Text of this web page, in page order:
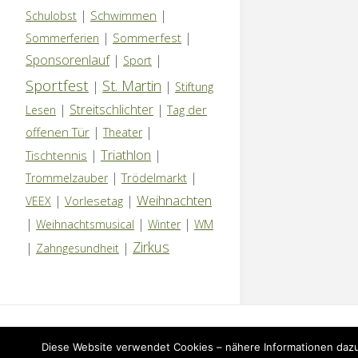
Schulobst | Schwimmen |
Sommerferien | Sommerfest |
Sponsorenlauf| Sport |
Sportfest | St. Martin | Stiftung
Lesen | Streitschlichter |Tag der
offenen Tür | Theater |
Tischtennis | Triathlon |
Trommelzauber |Trödelmarkt |
VEEX | Vorlesetag | Weihnachten
| Weihnachtsmusical | Winter | WM
| Zahngesundheit | Zirkus
IMPRESSUM | DATENSCHUTZERKLÄRUNG |
Diese Website verwendet Cookies – nähere Informationen